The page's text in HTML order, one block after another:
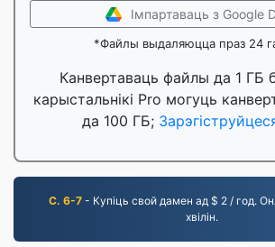
Імпартаваць з Google
*Файлы выдаляюцца праз 24
Канвертаваць файлы да 1 ГБ
карыстальнікі Pro могуць
да 100 ГБ;
С. 6-7- Купіць свой дамен ад $ 2 / год.
хвілін.